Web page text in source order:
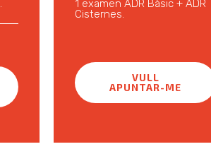
1 examen ADR Bàsic + ADR
Cisternes.
VULL
APUNTAR-ME